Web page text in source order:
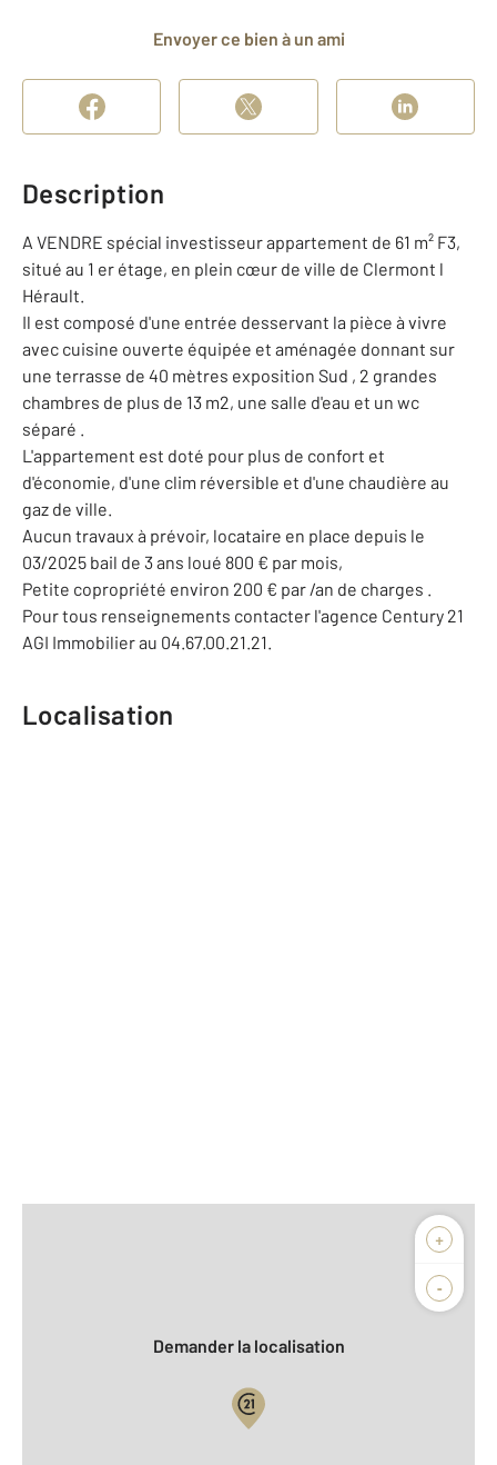
Envoyer ce bien à un ami
Description
A VENDRE spécial investisseur appartement de 61 m² F3,
situé au 1 er étage, en plein cœur de ville de Clermont l
Hérault.
Il est composé d'une entrée desservant la pièce à vivre
avec cuisine ouverte équipée et aménagée donnant sur
une terrasse de 40 mètres exposition Sud , 2 grandes
chambres de plus de 13 m2, une salle d'eau et un wc
séparé .
L'appartement est doté pour plus de confort et
d'économie, d'une clim réversible et d'une chaudière au
gaz de ville.
Aucun travaux à prévoir, locataire en place depuis le
03/2025 bail de 3 ans loué 800 € par mois,
Petite copropriété environ 200 € par /an de charges .
Pour tous renseignements contacter l'agence Century 21
AGI Immobilier au 04.67.00.21.21.
Localisation
+
-
Biens vendus
Demander la localisation